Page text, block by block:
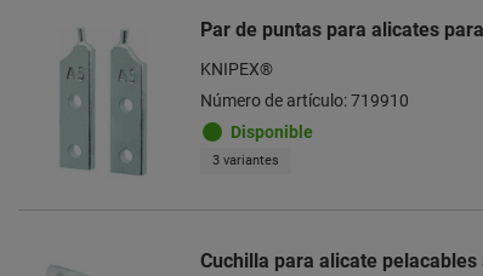
Par de puntas para alicates
KNIPEX®
Número de artículo: 719910
Disponible
3 variantes
Cuchilla para alicate